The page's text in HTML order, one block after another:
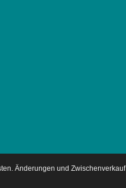
Änderungen und Zwischenverkauf